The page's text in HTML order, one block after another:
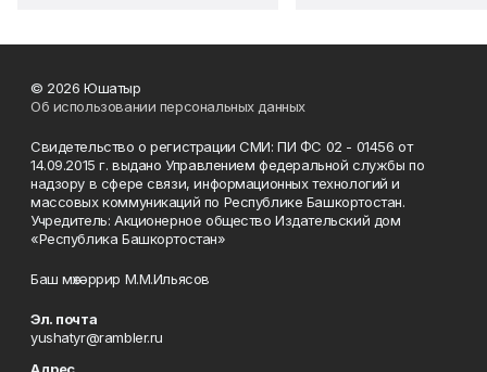
© 2026 Юшатыр
Об использовании персональных данных
Свидетельство о регистрации СМИ: ПИ ФС 02 - 01456 от
14.09.2015 г. выдано Управлением федеральной службы по
надзору в сфере связи, информационных технологий и
массовых коммуникаций по Республике Башкортостан.
Учредитель: Акционерное общество Издательский дом
«Республика Башкортостан»
Баш мөхәррир М.М.Ильясов
Эл. почта
yushatyr@rambler.ru